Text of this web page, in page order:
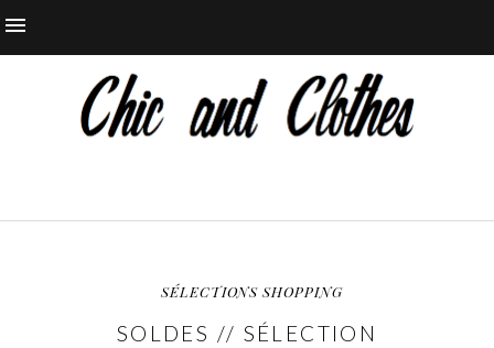
SÉLECTIONS SHOPPING
SOLDES // SÉLECTION